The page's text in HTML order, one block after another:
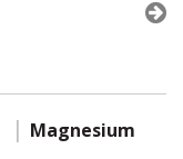
Magnesium